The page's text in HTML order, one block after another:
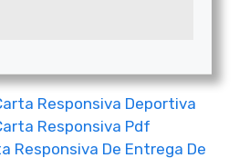
Responsiva Deportiva
Responsiva Pdf
Responsiva De Entrega De